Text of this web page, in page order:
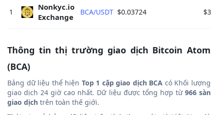
1
Nonkyc.io
Exchange
BCA/USDT $0.03724
Thông tin thị trường giao dịch Bitcoin Atom
(BCA)
Bảng dữ liệu thể hiện Top 1 cặp giao dịch BCA có Khối lượng
giao dịch 24 giờ cao nhất. Dữ liệu được tổng hợp từ 966 sàn
giao dịch trên toàn thế giới.